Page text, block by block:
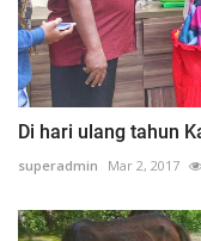
Di hari ulang tahun
superadmin Mar 2, 2017